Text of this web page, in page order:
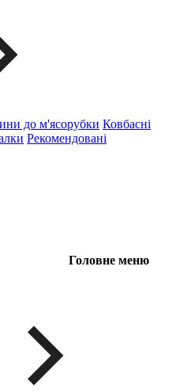
до м'ясорубки Ковбасні
Рекомендовані
Головне меню